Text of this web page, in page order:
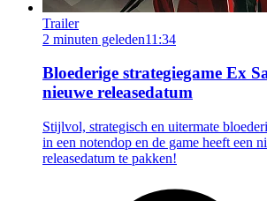
Trailer
2 minuten geleden11:34
Bloederige strategiegame Ex
nieuwe releasedatum
Stijlvol, strategisch en uitermate
in een notendop en de game heeft een
releasedatum te pakken!